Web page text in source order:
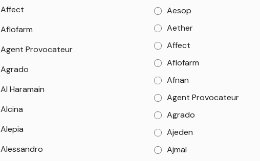
Affect
Aflofarm
Agent Provocateur
Agrado
Al Haramain
Alcina
Alepia
Alessandro
Aesop
Aether
Affect
Aflofarm
Afnan
Agent Provocateur
Agrado
Ajeden
Ajmal